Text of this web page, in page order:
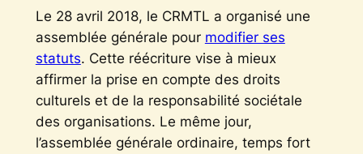
Le 28 avril 2018, le CRMTL a organisé une
assemblée générale pour modifier ses
statuts. Cette réécriture vise à mieux
affirmer la prise en compte des droits
culturels et de la responsabilité sociétale
des organisations. Le même jour,
l’assemblée générale ordinaire, temps fort